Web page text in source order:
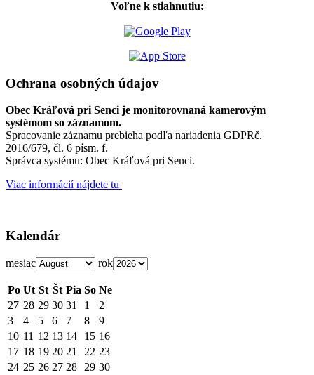
Voľne k stiahnutiu:
Ochrana osobných údajov
Obec Kráľová pri Senci je monitorovnaná kamerovým
systémom so záznamom.
Spracovanie záznamu prebieha podľa nariadenia GDPRč.
2016/679, čl. 6 písm. f.
Správca systému: Obec Kráľová pri Senci.
Viac informácií nájdete tu
Kalendár
mesiac rok
Po Ut St Št Pia So Ne
27 28 29 30 31 1
2
3
4 5 6 7 8
9
10 11 12 13 14 15 16
17 18 19 20 21 22 23
24 25 26 27 28 29 30